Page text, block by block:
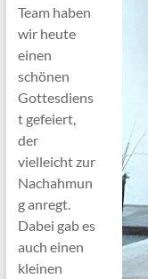
Team haben
wir heute
einen
schönen
Gottesdiens
t gefeiert,
der
vielleicht zur
Nachahmun
g anregt.
Dabei gab es
auch einen
kleinen